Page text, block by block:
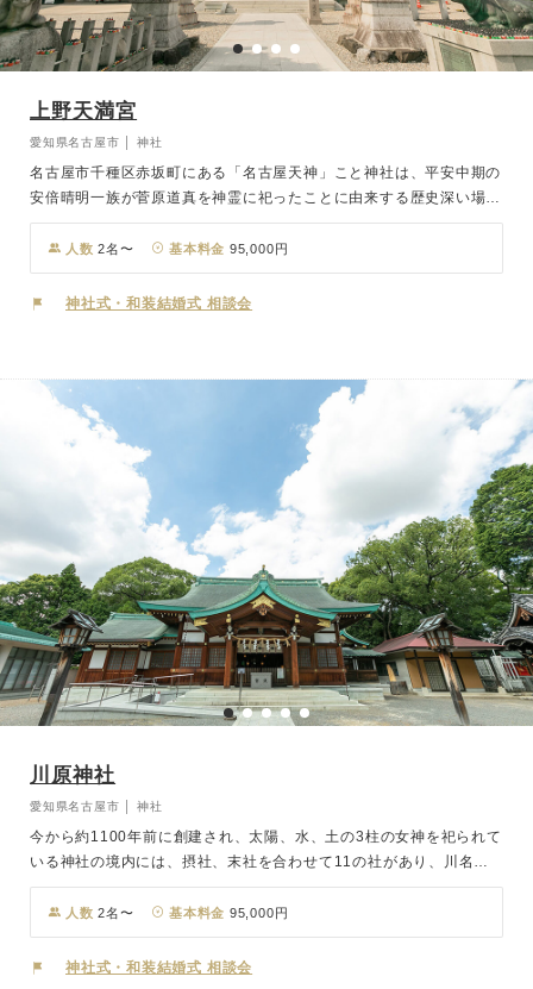
上野天満宮
愛知県名古屋市 │ 神社
名古屋市千種区赤坂町にある「名古屋天神」こと神社は、平安中期の
安倍晴明一族が菅原道真を神霊に祀ったことに由来する歴史深い場所
です。平成30年に新築された「晴明殿」は、冷暖房完備で快適に過
ごせる環境の中、お二人の神前挙式を厳かに執り行います。千年以上
の歴史と共に、心に残る挙式を叶えてみませんか。
人数 2名〜 基本料金 95,000円
神社式・和装結婚式 相談会
川原神社
愛知県名古屋市 │ 神社
今から約1100年前に創建され、太陽、水、土の3柱の女神を祀られて
いる神社の境内には、摂社、末社を合わせて11の社があり、川名弁
天社は海上交通や道の守護神であり福の神、金運開運の神、音楽芸術
の神、雄弁の神とさまざまなご利益が。狩野派の絵師・笙弘（しょう
こう）が2年以上かけて描いた拝殿の天井絵は息をのむ美しさ。そん
な「川原神社」で行われる結婚式は、伶人が奏でる格調高い雅楽に包
人数 2名〜 基本料金 95,000円
神社式・和装結婚式 相談会